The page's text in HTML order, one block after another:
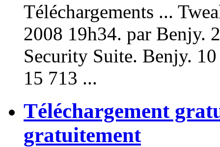
Téléchargements ...
2008 19h34. par Benjy.
Security Suite. Benjy.
15 713 ...
Téléchargement
gratuitement